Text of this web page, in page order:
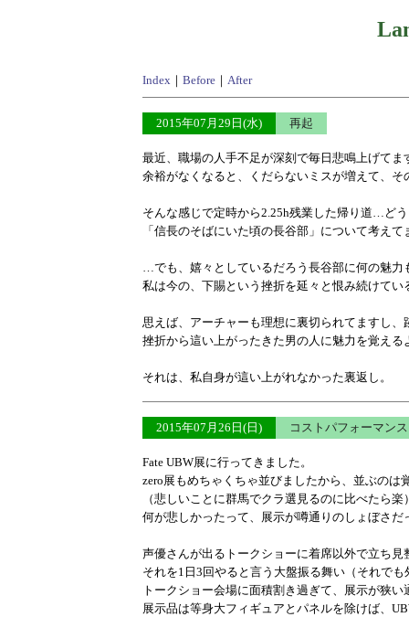
Index ｜ Before ｜ After
2015年07月29日(水) 再起
最近、職場の人手不足が深刻で毎日悲鳴上げてま
余裕がなくなると、くだらないミスが増えて、
そんな感じで定時から2.25h残業した帰り道…ど
「信長のそばにいた頃の長谷部」について考え
…でも、嬉々としているだろう長谷部に何の魅力
私は今の、下賜という挫折を延々と恨み続けてい
思えば、アーチャーも理想に裏切られてますし
挫折から這い上がったきた男の人に魅力を覚える
それは、私自身が這い上がれなかった裏返し。
2015年07月26日(日) コストパフォーマン
Fate UBW展に行ってきました。
zero展もめちゃくちゃ並びましたから、並ぶのは
（悲しいことに群馬でクラ選見るのに比べたら楽
何が悲しかったって、展示が噂通りのしょぼさ
声優さんが出るトークショーに着席以外で立ち見
それを1日3回やると言う大盤振る舞い（それで
トークショー会場に面積割き過ぎて、展示が狭
展示品は等身大フィギュアとパネルを除けば、